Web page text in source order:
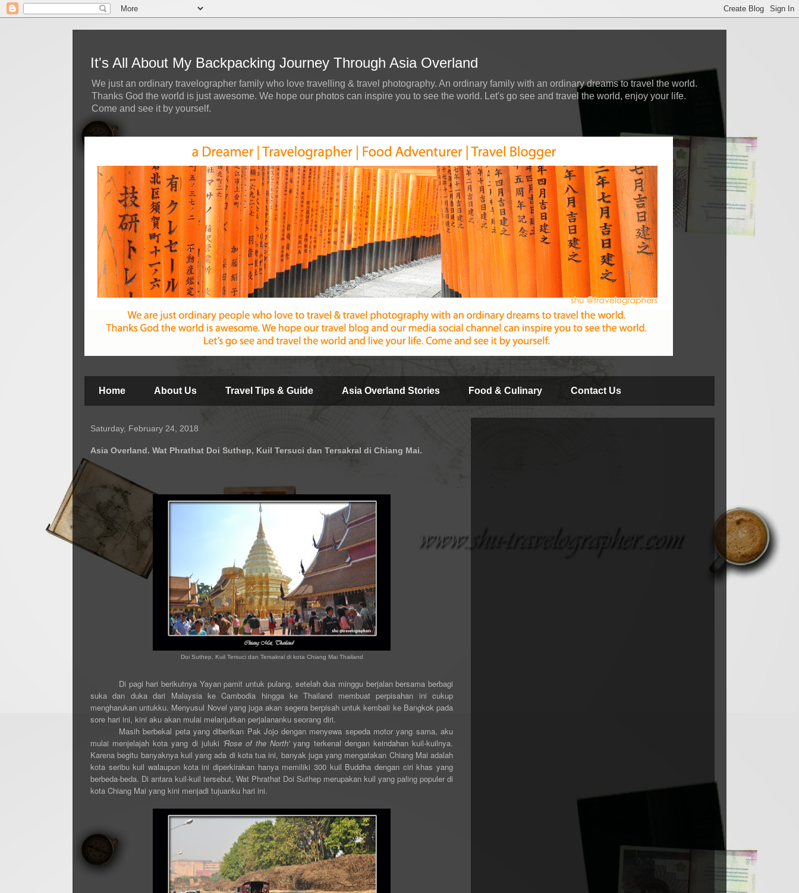
It's All About My Backpacking Journey Through Asia Overland
We just an ordinary travelographer family who love travelling & travel photography. An ordinary family with an ordinary dreams to travel the world.
Thanks God the world is just awesome. We hope our photos can inspire you to see the world. Let's go see and travel the world, enjoy your life.
Come and see it by yourself.
Home About Us Travel Tips & Guide Asia Overland Stories Food & Culinary Contact Us
Saturday, February 24, 2018
Asia Overland. Wat Phrathat Doi Suthep, Kuil Tersuci dan Tersakral di Chiang Mai.
Doi Suthep, Kuil Tersuci dan Tersakral di kota Chiang Mai Thailand
Di pagi hari berikutnya Yayan pamit untuk pulang, setelah dua minggu berjalan bersama berbagi
suka dan duka dari Malaysia ke Cambodia hingga ke Thailand membuat perpisahan ini cukup
mengharukan untukku. Menyusul Novel yang juga akan segera berpisah untuk kembali ke Bangkok pada
sore hari ini, kini aku akan mulai melanjutkan perjalananku seorang diri.
Masih berbekal peta yang diberikan Pak Jojo dengan menyewa sepeda motor yang sama, aku
mulai menjelajah kotayang di juluki 'Rose of the North'yang terkenal dengan keindahan kuil-kuilnya.
Karena begitu banyaknya kuil yang ada di kota tua ini, banyak juga yang mengatakan Chiang Mai adalah
kota seribu kuil walaupun kota ini diperkirakan hanya memiliki 300 kuil Buddha dengan ciri khas yang
berbeda-beda. Di antara kuil-kuil tersebut, Wat Phrathat Doi Suthep merupakan kuil yang paling populer di
kota Chiang Mai yang kini menjadi tujuanku hari ini.